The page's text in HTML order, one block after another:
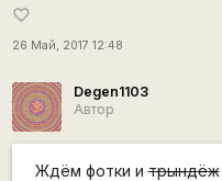
favorite_border
26 Май, 2017 12:48
Degen1103
Автор
Ждём фотки итрындёж